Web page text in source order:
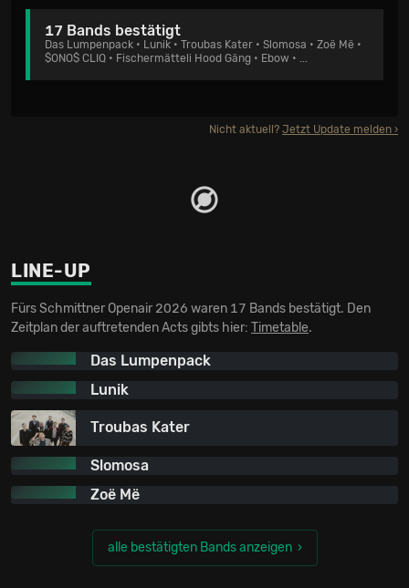
17 Bands bestätigt
Das Lumpenpack • Lunik • Troubas Kater • Slomosa • Zoë Më •
$ONO$ CLIQ • Fischermätteli Hood Gäng • Ebow • ...
Nicht aktuell? Jetzt Update melden
LINE-UP
Fürs Schmittner Openair 2026 waren 17 Bands bestätigt. Den
Zeitplan der auftretenden Acts gibts hier: Timetable.
Das Lumpenpack
Lunik
Troubas Kater
Slomosa
Zoë Më
alle bestätigten Bands anzeigen